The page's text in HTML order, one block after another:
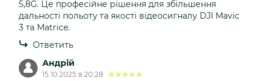
5,8G. Це професійне рішення для збільшення
дальності польоту та якості відеосигналу DJI Mavic
3 та Matrice.
Ответить
Андрій
15.10.2025 в 20:28